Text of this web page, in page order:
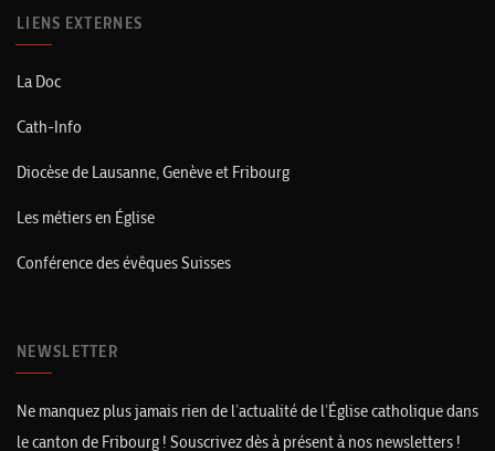
LIENS EXTERNES
La Doc
Cath-Info
Diocèse de Lausanne, Genève et Fribourg
Les métiers en Église
Conférence des évêques Suisses
NEWSLETTER
Ne manquez plus jamais rien de l’actualité de l’Église catholique dans
le canton de Fribourg ! Souscrivez dès à présent à nos newsletters !